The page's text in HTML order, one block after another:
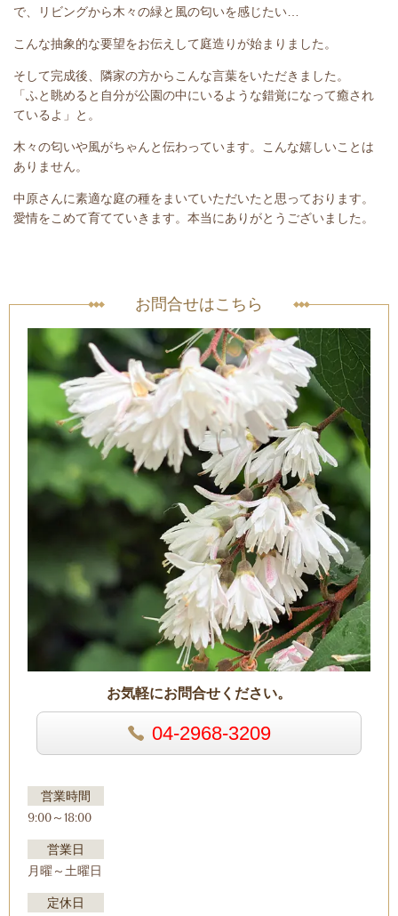
で、リビングから木々の緑と風の匂いを感じたい…
こんな抽象的な要望をお伝えして庭造りが始まりました。
そして完成後、隣家の方からこんな言葉をいただきました。
「ふと眺めると自分が公園の中にいるような錯覚になって癒され
ているよ」と。
木々の匂いや風がちゃんと伝わっています。こんな嬉しいことは
ありません。
中原さんに素適な庭の種をまいていただいたと思っております。
愛情をこめて育てていきます。本当にありがとうございました。
お問合せはこちら
お気軽にお問合せください。
04-2968-3209
営業時間
9:00～18:00
営業日
月曜～土曜日
定休日